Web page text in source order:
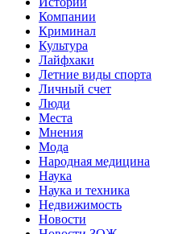
Компании
Криминал
Культура
Лайфхаки
Летние виды спорта
Личный счет
Люди
Места
Мнения
Мода
Народная медицина
Наука
Наука и техника
Недвижимость
Новости